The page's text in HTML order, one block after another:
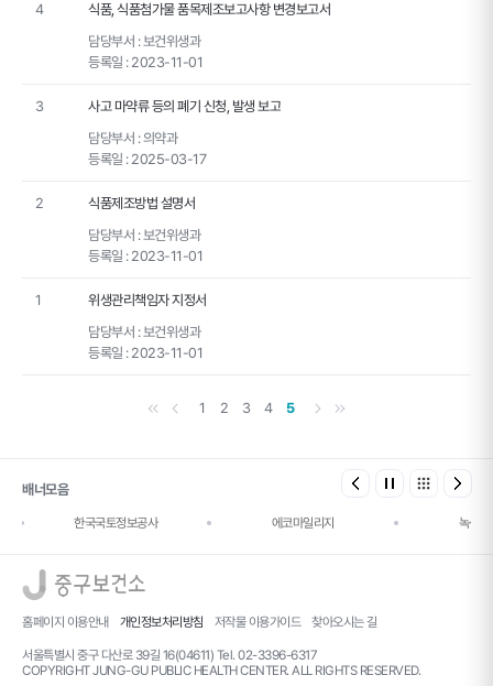
4
식품, 식품첨가물 품목제조보고사항 변경보고서
담당부서 :보건위생과
등록일 : 2023-11-01
3
사고 마약류 등의 폐기 신청, 발생 보고
담당부서 :의약과
등록일 : 2025-03-17
2
식품제조방법 설명서
담당부서 :보건위생과
등록일 : 2023-11-01
1
위생관리책임자 지정서
담당부서 :보건위생과
등록일 : 2023-11-01
첫 페이지
이전 페이지
1 2 3 4 5 다음 페이지
마지막 페이지
배너모음
한국국토정보공사 에코마일리지 녹색건
홈페이지 이용안내 개인정보처리방침 저작물 이용가이드 찾아오시는 길
서울특별시 중구 다산로 39길 16(04611) Tel. 02-3396-6317
COPYRIGHT JUNG-GU PUBLIC HEALTH CENTER. ALL RIGHTS RESERVED.